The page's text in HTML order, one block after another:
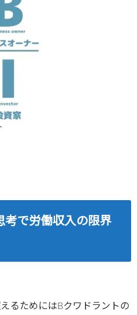
考で労働収入の限界
るためにはBクワドラントの